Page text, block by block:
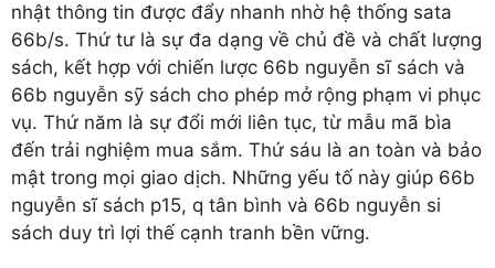
nhật thông tin được đẩy nhanh nhờ hệ thống sata
66b/s. Thứ tư là sự đa dạng về chủ đề và chất lượng
sách, kết hợp với chiến lược 66b nguyễn sĩ sách và
66b nguyễn sỹ sách cho phép mở rộng phạm vi phục
vụ. Thứ năm là sự đổi mới liên tục, từ mẫu mã bìa
đến trải nghiệm mua sắm. Thứ sáu là an toàn và bảo
mật trong mọi giao dịch. Những yếu tố này giúp 66b
nguyễn sĩ sách p15, q tân bình và 66b nguyễn si
sách duy trì lợi thế cạnh tranh bền vững.